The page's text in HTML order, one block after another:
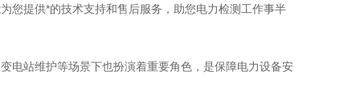
您提供*的技术支持和售后服务，助您电力检测工作事半
电站维护等场景下也扮演着重要角色，是保障电力设备安